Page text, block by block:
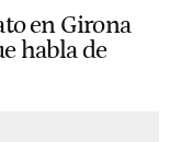
en Girona
habla de